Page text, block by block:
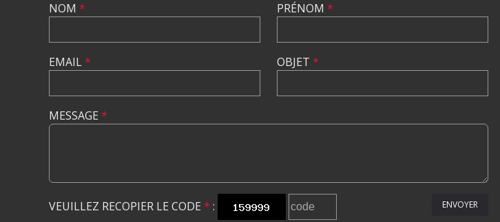
NOM *
EMAIL*
PRÉNOM *
OBJET *
MESSAGE *
VEUILLEZ RECOPIER LE CODE * : ENVOYER